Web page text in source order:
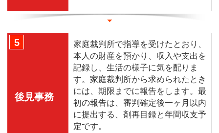
5
後見事務
家庭裁判所で指導を受けたとおり、
本人の財産を預かり、収入や支出を
記録し、生活の様子に気を配りま
す。家庭裁判所から求められたとき
には、期限までに報告をします。最
初の報告は、審判確定後一ヶ月以内
に提出する、剤再目録と年間収支予
定です。